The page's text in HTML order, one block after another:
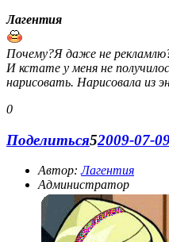
Лагентия
Почему?Я даже не
И кстате у меня не
нарисовать. Нарисовала из
0
Поделиться52009-07-
Автор:Лагентия
Администратор